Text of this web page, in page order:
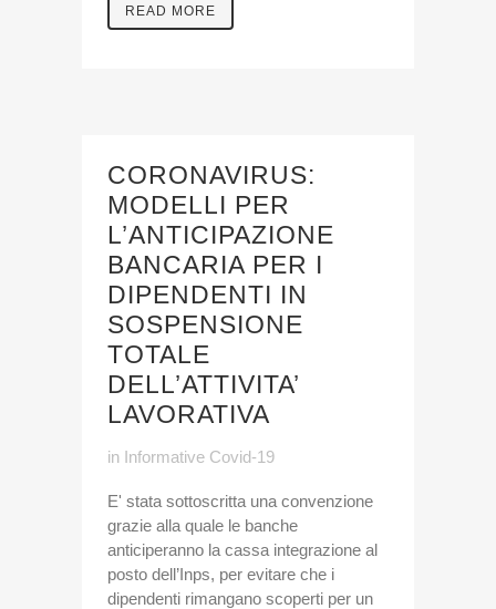
READ MORE
CORONAVIRUS:
MODELLI PER
L’ANTICIPAZIONE
BANCARIA PER I
DIPENDENTI IN
SOSPENSIONE
TOTALE
DELL’ATTIVITA’
LAVORATIVA
in Informative Covid-19
E' stata sottoscritta una convenzione
grazie alla quale le banche
anticiperanno la cassa integrazione al
posto dell’Inps, per evitare che i
dipendenti rimangano scoperti per un